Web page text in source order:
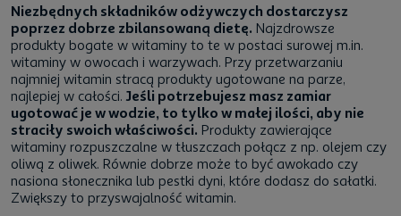
Niezbędnych składników odżywczych dostarczysz
poprzez dobrze zbilansowaną dietę. Najzdrowsze
produkty bogate w witaminy to te w postaci surowej m.in.
witaminy w owocach i warzywach. Przy przetwarzaniu
najmniej witamin stracą produkty ugotowane na parze,
najlepiej w całości. Jeśli potrzebujesz masz zamiar
ugotować je w wodzie, to tylko w małej ilości, aby nie
straciły swoich właściwości. Produkty zawierające
witaminy rozpuszczalne w tłuszczach połącz z np. olejem czy
oliwą z oliwek. Równie dobrze może to być awokado czy
nasiona słonecznika lub pestki dyni, które dodasz do sałatki.
Zwiększy to przyswajalność witamin.